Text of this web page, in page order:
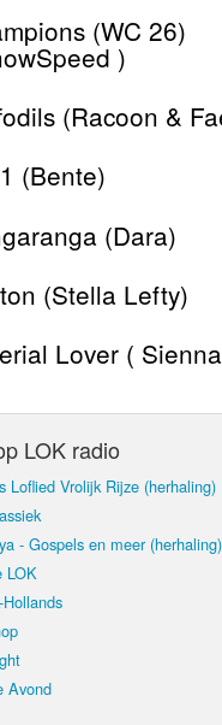
(WC 26)
)
(Racoon &
(Bente)
(Dara)
(Stella Lefty)
Lover (
LOK radio
Loflied Vrolijk Rijze (herhaling)
- Gospels en meer (herhaling)
LOK
Hollands
Avond